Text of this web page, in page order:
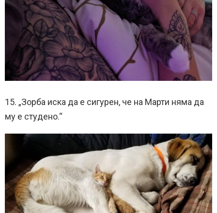
15. „Зорба иска да е сигурен, че на Марти няма да
му е студено.“